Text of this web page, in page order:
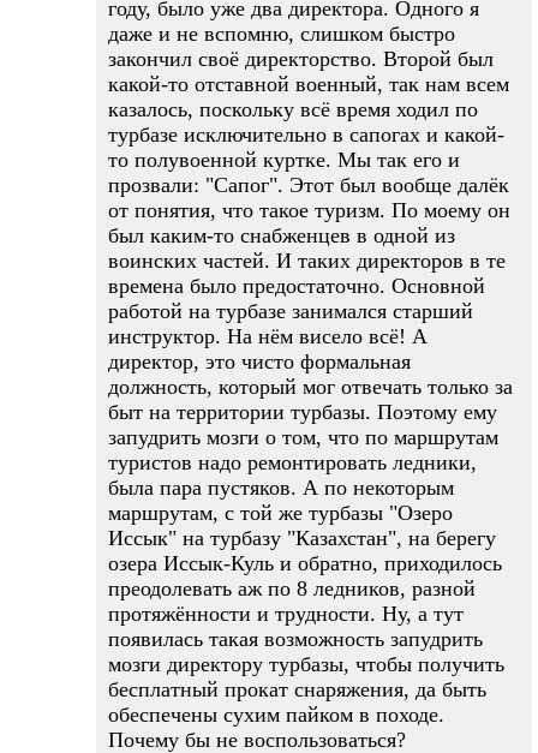
году, было уже два директора. Одного я
даже и не вспомню, слишком быстро
закончил своё директорство. Второй был
какой-то отставной военный, так нам всем
казалось, поскольку всё время ходил по
турбазе исключительно в сапогах и какой-
то полувоенной куртке. Мы так его и
прозвали: "Сапог". Этот был вообще далёк
от понятия, что такое туризм. По моему он
был каким-то снабженцев в одной из
воинских частей. И таких директоров в те
времена было предостаточно. Основной
работой на турбазе занимался старший
инструктор. На нём висело всё! А
директор, это чисто формальная
должность, который мог отвечать только за
быт на территории турбазы. Поэтому ему
запудрить мозги о том, что по маршрутам
туристов надо ремонтировать ледники,
была пара пустяков. А по некоторым
маршрутам, с той же турбазы "Озеро
Иссык" на турбазу "Казахстан", на берегу
озера Иссык-Куль и обратно, приходилось
преодолевать аж по 8 ледников, разной
протяжённости и трудности. Ну, а тут
появилась такая возможность запудрить
мозги директору турбазы, чтобы получить
бесплатный прокат снаряжения, да быть
обеспечены сухим пайком в походе.
Почему бы не воспользоваться?